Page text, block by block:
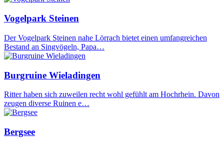
Vogelpark Steinen
Der Vogelpark Steinen nahe Lörrach bietet einen umfangreichen
Bestand an Singvögeln, Papa…
Burgruine Wieladingen
Ritter haben sich zuweilen recht wohl gefühlt am Hochrhein. Davon
zeugen diverse Ruinen e…
Bergsee